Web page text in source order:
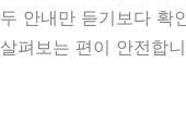
두 안내만 듣기보다 확
살펴보는 편이 안전합